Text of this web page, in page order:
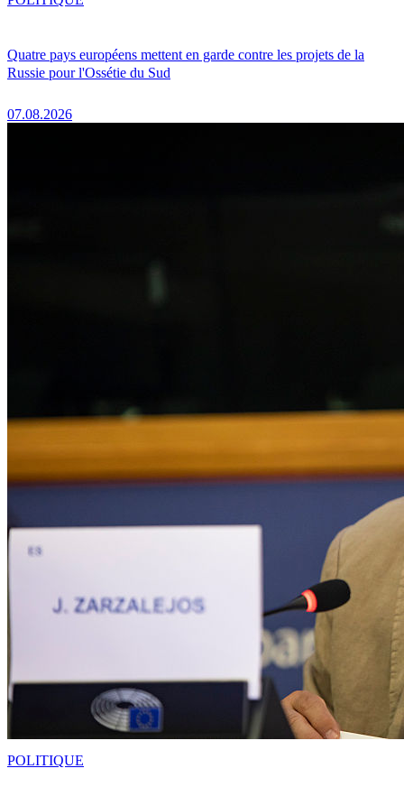
Quatre pays européens mettent en garde contre les projets de la
Russie pour l'Ossétie du Sud
07.08.2026
POLITIQUE